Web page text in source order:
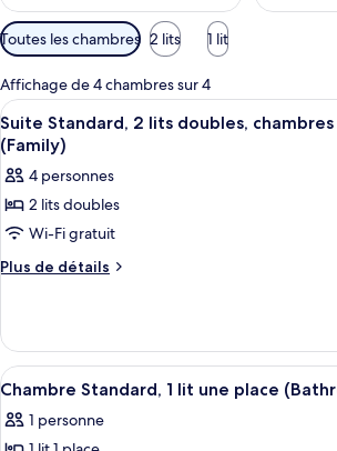
Filtres
disponibles
pour
les
chambres
Toutes les chambres 2 lits 1 lit
Affichage de 4 chambres sur 4
Afficher
toutes
les
photos
pour
ce
type
Suite
Standard,
2
lits
doubles,
Une
2
Suite Standard, 2 lits doubles,
(Family)
4 personnes
2 lits doubles
Wi-Fi gratuit
Plus de détails
Plus
le
type
de
Suite
Standard,
Afficher
toutes
les
Une
2
Chambre Standard, 1 lit une place
1 personne